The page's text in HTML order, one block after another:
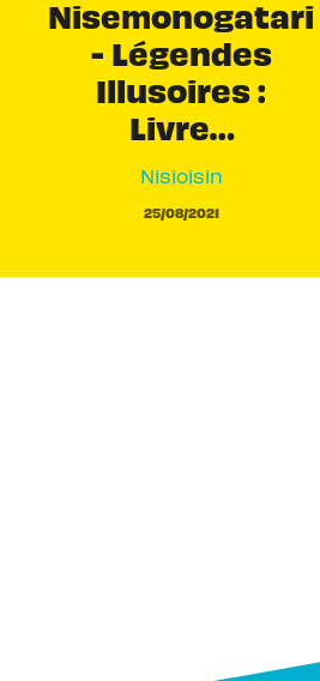
Nisemonogatari
- Légendes
Illusoires :
Livre…
Nisioisin
25/08/2021